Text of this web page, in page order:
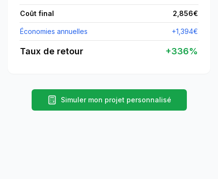
Coût final 2,856€
Économies annuelles +1,394€
Taux de retour +336%
Simuler mon projet personnalisé